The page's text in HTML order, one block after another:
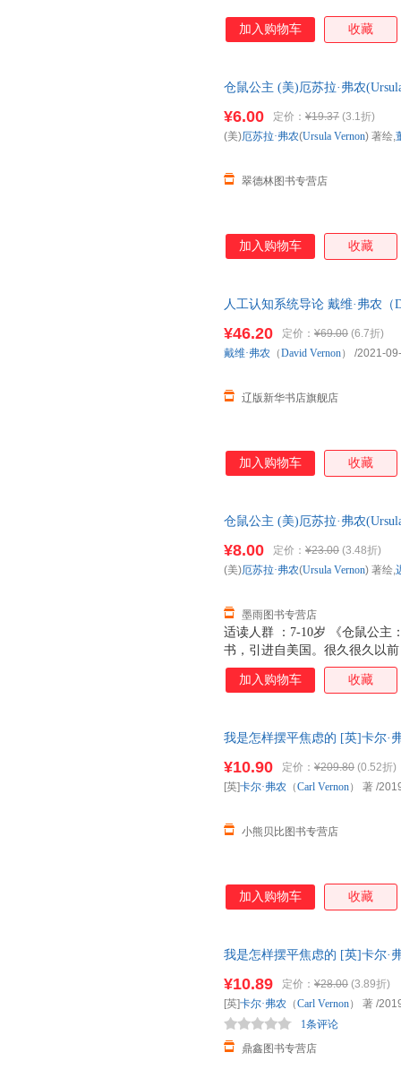
加入购物车 收藏
仓鼠公主 (美)厄苏拉·弗农
¥6.00 定价： ¥19.37 (3.1折)
翠德林图书专营店
(美)厄苏拉·弗农(Ursula Vernon) 著绘,
加入购物车 收藏
人工认知系统导论 戴维·弗农（
¥46.20 定价： ¥69.00 (6.7折)
辽版新华书店旗舰店
戴维·弗农 （David Vernon） /2021-
加入购物车 收藏
仓鼠公主 (美)厄苏拉·弗农
适读人群 ：7-10岁 《仓鼠公主
书，引进自美国。很久很久以
的仓鼠武士，名字就叫哈莉特·
给她讲了十二位跳舞的老鼠公
¥8.00 定价： ¥23.00 (3.48折)
墨雨图书专营店
(美)厄苏拉·弗农(Ursula Vernon) 著绘,
加入购物车 收藏
我是怎样摆平焦虑的 [英]卡尔·
¥10.90 定价： ¥209.80 (0.52折)
小熊贝比图书专营店
[英]卡尔·弗农 （Carl Vernon） 著 /
加入购物车 收藏
我是怎样摆平焦虑的 [英]卡尔·
¥10.89 定价： ¥28.00 (3.89折)
鼎鑫图书专营店
1条评论
[英]卡尔·弗农 （Carl Vernon） 著 /